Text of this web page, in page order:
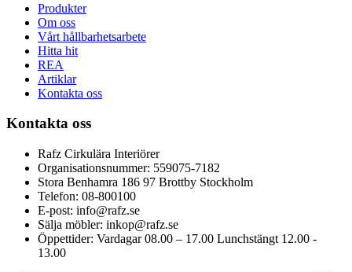
Produkter
Om oss
Vårt hållbarhetsarbete
Hitta hit
REA
Artiklar
Kontakta oss
Kontakta oss
Rafz Cirkulära Interiörer
Organisationsnummer: 559075-7182
Stora Benhamra 186 97 Brottby Stockholm
Telefon: 08-800100
E-post: info@rafz.se
Sälja möbler: inkop@rafz.se
Öppettider: Vardagar 08.00 – 17.00 Lunchstängt 12.00 -
13.00